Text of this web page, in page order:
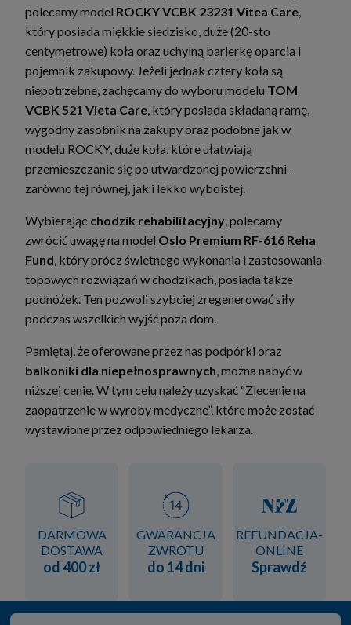
polecamy model ROCKY VCBK 23231 Vitea Care
który posiada miękkie siedzisko, duże (20-sto
centymetrowe) koła oraz uchylną barierkę oparcia i
pojemnik zakupowy. Jeżeli jednak cztery koła są
niepotrzebne, zachęcamy do wyboru modelu TOM
VCBK 521 Vieta Care , który posiada składaną ramę,
wygodny zasobnik na zakupy oraz podobne jak w
modelu ROCKY, duże koła, które ułatwiają
przemieszczanie się po utwardzonej powierzchni -
zarówno tej równej, jak i lekko wyboistej.
Wybierając chodzik rehabilitacyjny , polecamy
zwrócić uwagę na model Oslo Premium RF-616 Reha
Fund , który prócz świetnego wykonania i zastosowania
topowych rozwiązań w chodzikach, posiada także
podnóżek. Ten pozwoli szybciej zregenerować siły
podczas wszelkich wyjść poza dom.
Pamiętaj, że oferowane przez nas podpórki oraz
balkoniki dla niepełnosprawnych , można nabyć w
niższej cenie. W tym celu należy uzyskać “Zlecenie na
zaopatrzenie w wyroby medyczne”, które może zostać
wystawione przez odpowiedniego lekarza.
DARMOWA
DOSTAWA
od 400 zł
GWARANCJA
ZWROTU
do 14 dni
REFUNDACJA-
ONLINE
Sprawdź